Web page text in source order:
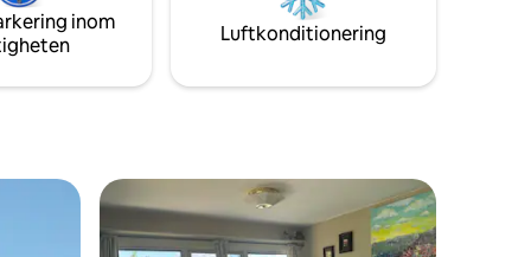
en
inom
Luftkonditionering